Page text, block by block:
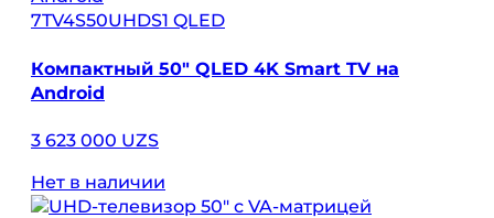
7TV4S50UHDS1 QLED
Компактный 50″ QLED 4K Smart TV на
Android
3 623 000 UZS
Нет в наличии